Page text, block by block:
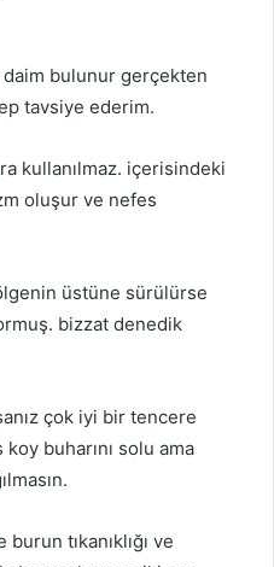
bulunur gerçekten
tavsiye ederim.
kullanılmaz. içerisindeki
oluşur ve nefes
üstüne sürülürse
bizzat denedik
çok iyi bir tencere
buharını solu ama
tıkanıklığı ve